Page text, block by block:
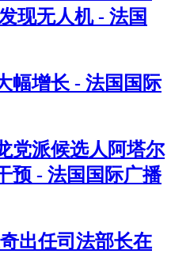
现无人机 - 法国
幅增长 - 法国国际
党派候选人阿塔尔
预 - 法国国际广播
出任司法部长在